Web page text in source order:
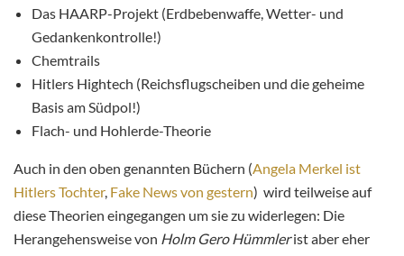
Das HAARP-Projekt (Erdbebenwaffe, Wetter- und
Gedankenkontrolle!)
Chemtrails
Hitlers Hightech (Reichsflugscheiben und die geheime
Basis am Südpol!)
Flach- und Hohlerde-Theorie
Auch in den oben genannten Büchern (Angela Merkel ist
Hitlers Tochter, Fake News von gestern) wird teilweise auf
diese Theorien eingegangen um sie zu widerlegen: Die
Herangehensweise von Holm Gero Hümmlerist aber eher